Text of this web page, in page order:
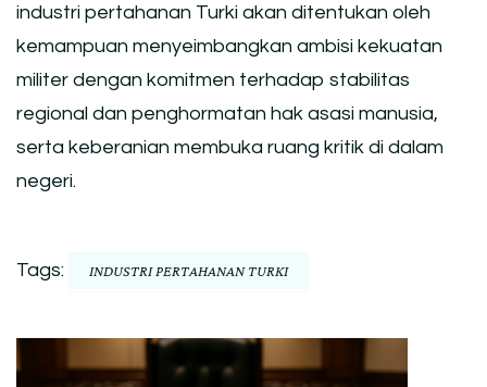
industri pertahanan Turki akan ditentukan oleh
kemampuan menyeimbangkan ambisi kekuatan
militer dengan komitmen terhadap stabilitas
regional dan penghormatan hak asasi manusia,
serta keberanian membuka ruang kritik di dalam
negeri.
Tags: INDUSTRI PERTAHANAN TURKI
Post